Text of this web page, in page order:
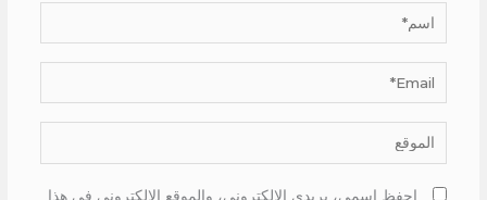
اسم*
Email*
الموقع
احفظ اسمي، بريدي الإلكتروني، والموقع الإلكتروني في هذا